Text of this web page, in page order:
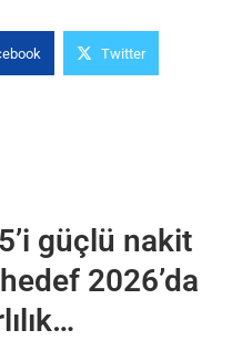
Twitter
güçlü nakit
2026’da